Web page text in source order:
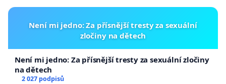
Není mi jedno: Za přísnější tresty za sexuální
zločiny na dětech
Není mi jedno: Za přísnější tresty za sexuální zločiny
na dětech
2 027 podpisů